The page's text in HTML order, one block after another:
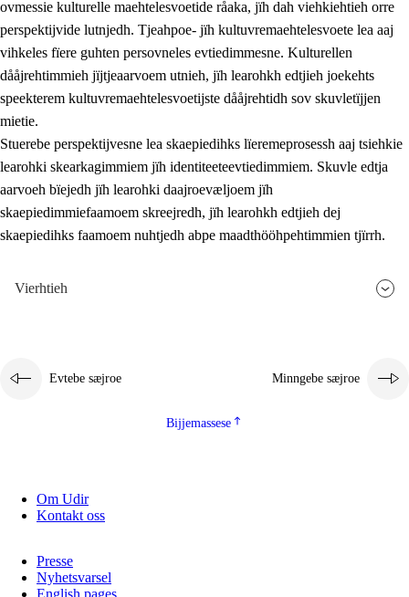
ovmessie kulturelle maehtelesvoetide råaka, jïh dah viehkiehtieh orre
perspektijvide lutnjedh. Tjeahpoe- jïh kultuvremaehtelesvoete lea aaj
vihkeles fïere guhten persovneles evtiedimmesne. Kulturellen
dååjrehtimmieh jïjtjeaarvoem utnieh, jïh learohkh edtjieh joekehts
speekterem kultuvremaehtelesvoetijste dååjrehtidh sov skuvletïjjen
mietie.
Stuerebe perspektijvesne lea skaepiedihks lïeremeprosessh aaj tsiehkie
learohki skearkagimmiem jïh identiteeteevtiedimmiem. Skuvle edtja
aarvoeh bïejedh jïh learohki daajroevæljoem jïh
skaepiedimmiefaamoem skreejredh, jïh learohkh edtjieh dej
skaepiedihks faamoem nuhtjedh abpe maadthööhpehtimmien tjïrrh.
Vierhtieh
Evtebe sæjroe Minngebe sæjroe
Bijjemassese
Om Udir
Kontakt oss
Presse
Nyhetsvarsel